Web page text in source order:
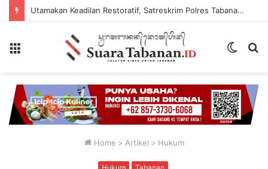
Utamakan Keadilan Restoratif, Satreskrim Polres Tabanan Gelar Perkara Kasus Penganiayaan Anak
Switch
Home > Artikel > Hukum